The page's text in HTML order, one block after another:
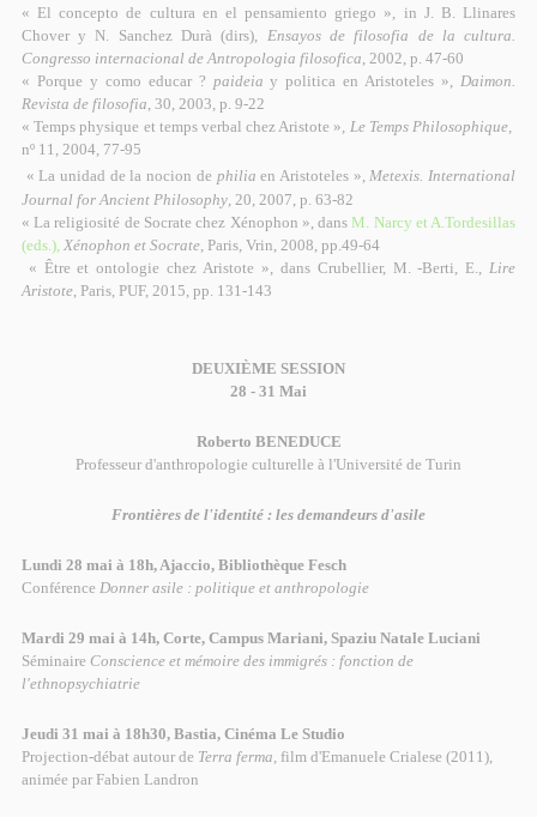
« El concepto de cultura en el pensamiento griego », in J. B. Llinares
Chover y N. Sanchez Durà (dirs), Ensayos de filosofia de la cultura.
Congresso internacional de Antropologia filosofica, 2002, p. 47-60
« Porque y como educar ? paideia y politica en Aristoteles »,Daimon.
Revista de filosofia, 30, 2003, p. 9-22
« Temps physique et temps verbal chez Aristote », Le Temps Philosophique,
nº 11, 2004, 77-95
« La unidad de la nocion de philia en Aristoteles »,Metexis. International
Journal for Ancient Philosophy, 20, 2007, p. 63-82
« La religiosité de Socrate chez Xénophon », dansM. Narcy et A.Tordesillas
(eds.), Xénophon et Socrate, Paris, Vrin, 2008, pp.49-64
« Être et ontologie chez Aristote », dans Crubellier, M. -Berti, E.,Lire
Aristote, Paris, PUF, 2015, pp. 131-143
DEUXIÈME SESSION
28 - 31 Mai
Roberto BENEDUCE
Professeur d'anthropologie culturelle à l'Université de Turin
Frontières de l'identité : les demandeurs d'asile
Lundi 28 mai à 18h, Ajaccio, Bibliothèque Fesch
Conférence Donner asile : politique et anthropologie
Mardi 29 mai à 14h, Corte, Campus Mariani, Spaziu Natale Luciani
Séminaire Conscience et mémoire des immigrés : fonction de
l'ethnopsychiatrie
Jeudi 31 mai à 18h30, Bastia, Cinéma Le Studio
Projection-débat autour de Terra ferma, film d'Emanuele Crialese (2011),
animée par Fabien Landron